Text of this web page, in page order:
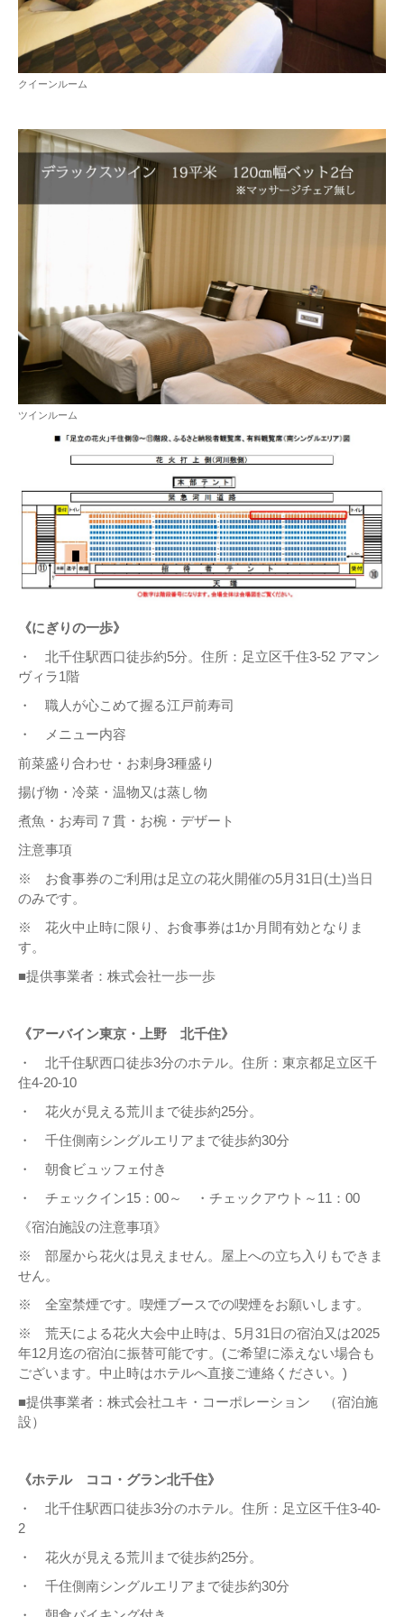
クイーンルーム
ツインルーム
《にぎりの一歩》
・ 北千住駅西口徒歩約5分。住所：足立区千住3-52 アマン
ヴィラ1階
・ 職人が心こめて握る江戸前寿司
・ メニュー内容
前菜盛り合わせ・お刺身3種盛り
揚げ物・冷菜・温物又は蒸し物
煮魚・お寿司７貫・お椀・デザート
注意事項
※ お食事券のご利用は足立の花火開催の5月31日(土)当日
のみです。
※ 花火中止時に限り、お食事券は1か月間有効となりま
す。
■提供事業者：株式会社一歩一歩
《アーバイン東京・上野 北千住》
・ 北千住駅西口徒歩3分のホテル。住所：東京都足立区千
住4-20-10
・ 花火が見える荒川まで徒歩約25分。
・ 千住側南シングルエリアまで徒歩約30分
・ 朝食ビュッフェ付き
・ チェックイン15：00～ ・チェックアウト～11：00
《宿泊施設の注意事項》
※ 部屋から花火は見えません。屋上への立ち入りもできま
せん。
※ 全室禁煙です。喫煙ブースでの喫煙をお願いします。
※ 荒天による花火大会中止時は、5月31日の宿泊又は2025
年12月迄の宿泊に振替可能です。(ご希望に添えない場合も
ございます。中止時はホテルへ直接ご連絡ください。)
■提供事業者：株式会社ユキ・コーポレーション （宿泊施
設）
《ホテル ココ・グラン北千住》
・ 北千住駅西口徒歩3分のホテル。住所：足立区千住3-40-
2
・ 花火が見える荒川まで徒歩約25分。
・ 千住側南シングルエリアまで徒歩約30分